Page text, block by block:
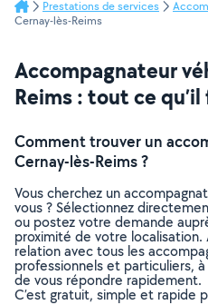
Prestations de services
Cernay-lès-Reims
Accompagnateur
Reims : tout ce
Comment trouver un
Cernay-lès-Reims ?
Vous cherchez un
vous ? Sélectionnez
ou postez votre demande
proximité de votre localisation.
relation avec tous les
professionnels et particuliers,
de vous répondre rapidement.
C’est gratuit, simple et rapide